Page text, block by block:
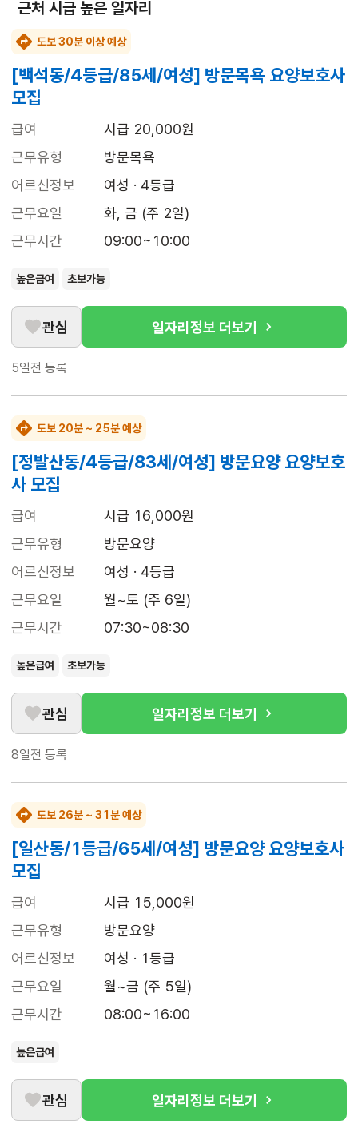
근처 시급 높은 일자리
도보 30분 이상 예상
[백석동/4등급/85세/여성] 방문목욕 요양보호사
모집
급여
시급 20,000원
근무유형
방문목욕
어르신정보
여성 · 4등급
근무요일
화, 금 (주 2일)
근무시간
09:00~10:00
높은급여 초보가능
관심 일자리정보 더보기
5일전 등록
도보 20분 ~ 25분 예상
[정발산동/4등급/83세/여성] 방문요양 요양보호
사 모집
급여
시급 16,000원
근무유형
방문요양
어르신정보
여성 · 4등급
근무요일
월~토 (주 6일)
근무시간
07:30~08:30
높은급여 초보가능
관심 일자리정보 더보기
8일전 등록
도보 26분 ~ 31분 예상
[일산동/1등급/65세/여성] 방문요양 요양보호사
모집
급여
시급 15,000원
근무유형
방문요양
어르신정보
여성 · 1등급
근무요일
월~금 (주 5일)
근무시간
08:00~16:00
높은급여
관심 일자리정보 더보기